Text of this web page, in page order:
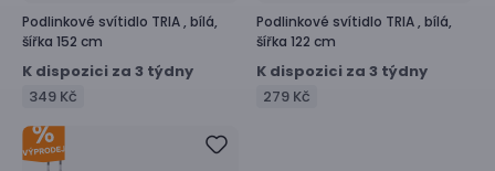
Podlinkové svítidlo TRIA , bílá,
šířka 152 cm
K dispozici za 3 týdny
349 Kč
Podlinkové svítidlo TRIA , bílá,
šířka 122 cm
K dispozici za 3 týdny
279 Kč